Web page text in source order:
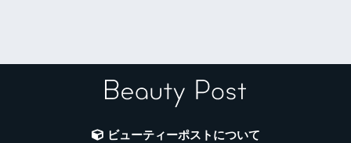
ビューティーポストについて